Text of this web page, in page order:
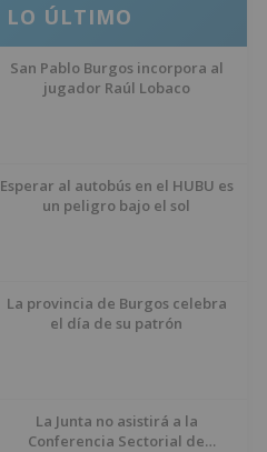
LO ÚLTIMO
San Pablo Burgos incorpora al
jugador Raúl Lobaco
Esperar al autobús en el HUBU es
un peligro bajo el sol
La provincia de Burgos celebra
el día de su patrón
La Junta no asistirá a la
Conferencia Sectorial de